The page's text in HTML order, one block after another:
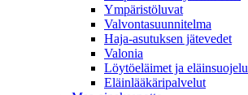
Ympäristöluvat
Valvontasuunnitelma
Haja-asutuksen jätevedet
Valonia
Löytöeläimet ja eläinsuojelu
Eläinlääkäripalvelut